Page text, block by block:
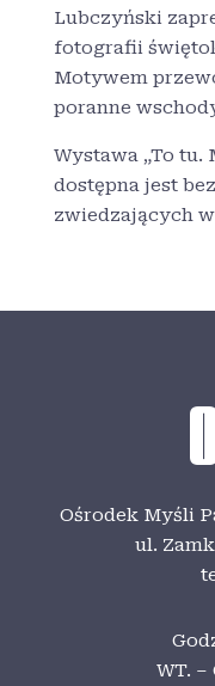
Lubczyński
fotografii
Motywem
poranne
Wystawa „To
dostępna jest
zwiedzających
Ośrodek Myśli
ul.
WT. –